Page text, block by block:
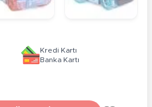
Kredi Kartı
Banka Kartı